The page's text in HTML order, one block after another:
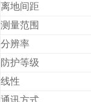
离地间距
测量范围
分辨率
防护等级
线性
通讯方式